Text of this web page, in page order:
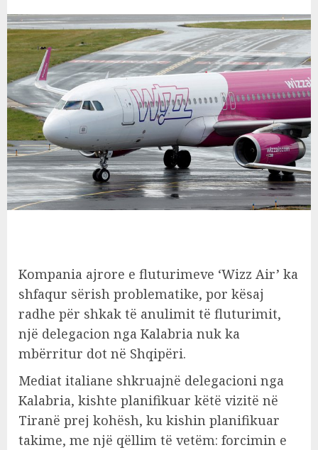
Kompania ajrore e fluturimeve ‘Wizz Air’ ka
shfaqur sërish problematike, por kësaj
radhe për shkak të anulimit të fluturimit,
një delegacion nga Kalabria nuk ka
mbërritur dot në Shqipëri.
Mediat italiane shkruajnë delegacioni nga
Kalabria, kishte planifikuar këtë vizitë në
Tiranë prej kohësh, ku kishin planifikuar
takime, me një qëllim të vetëm: forcimin e